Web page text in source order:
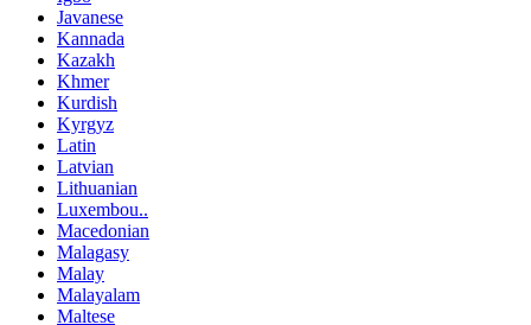
Javanese
Kannada
Kazakh
Khmer
Kurdish
Kyrgyz
Latin
Latvian
Lithuanian
Luxembou..
Macedonian
Malagasy
Malay
Malayalam
Maltese